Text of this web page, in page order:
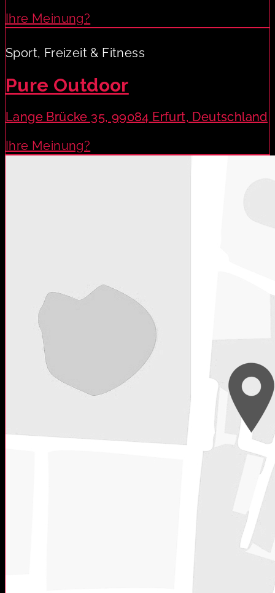
Ihre Meinung?
Sport, Freizeit & Fitness
Pure Outdoor
Lange Brücke 35, 99084 Erfurt, Deutschland
Ihre Meinung?